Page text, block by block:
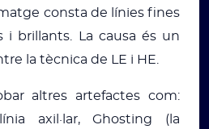
consta de línies fines
i brillants. La causa és un
la tècnica de LE i HE.
altres artefactes com:
axil·lar, Ghosting (la